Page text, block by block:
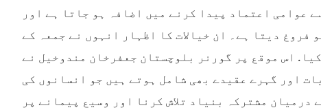
عوامی اعتماد پیدا کرنے میں اضافہ ہو جاتا ہے اور
فروغ دیتا ہے۔ ان خیالات کا اظہار انہوں نے جمعہ کے
اس موقع پر گورنر بلوچستان جعفرخان مندوخیل نے
اور گہرے عقیدے بھی شامل ہوتے ہیں جو انسانوں کی
مشترکہ بنیاد تلاش کرنا اور وسیع پیمانے پر